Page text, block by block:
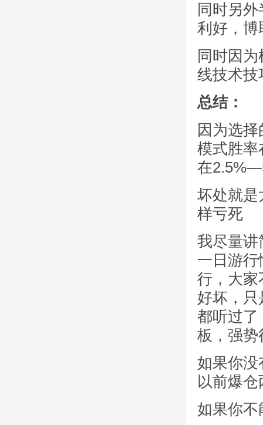
同时另
利好，博
同时因
线技术技
总结：
因为选
模式胜率
在
坏处就是
样亏死
我尽量讲
一日游
行，大家
好坏，
都听过了
板，强势
如果你没
以前爆仓
如果你不